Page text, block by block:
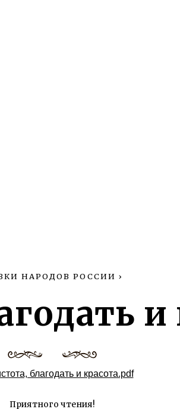
НАРОДОВ РОССИИ ›
и
благодать и красота.pdf
Приятного чтения!